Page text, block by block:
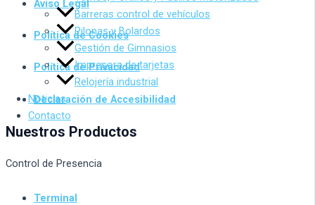
Barreras control de vehículos
Pilonas y Bolardos
Gestión de Gimnasios
Impresora de tarjetas
Relojería industrial
Noticias
Contacto
Aviso Legal
Política de Cookies
Política de Privacidad
Declaración de Accesibilidad
Nuestros Productos
Control de Presencia
Terminal